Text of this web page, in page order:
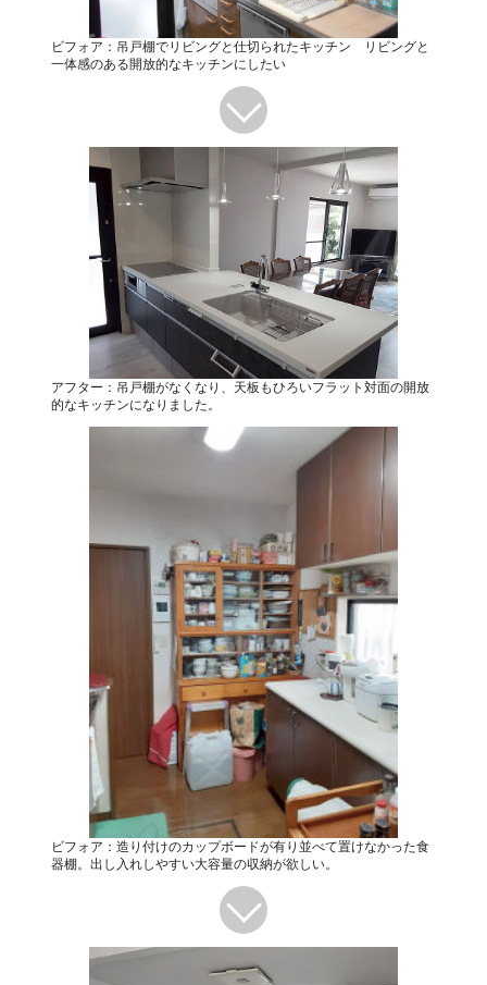
ビフォア：吊戸棚でリビングと仕切られたキッチン リビングと
一体感のある開放的なキッチンにしたい
アフター：吊戸棚がなくなり、天板もひろいフラット対面の開放
的なキッチンになりました。
ビフォア：造り付けのカップボードが有り並べて置けなかった食
器棚。出し入れしやすい大容量の収納が欲しい。